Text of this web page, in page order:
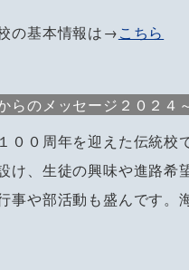
の基本情報は→こちら
らのメッセージ２０２４
００周年を迎えた伝統校
け、生徒の興味や進路
事や部活動も盛んです